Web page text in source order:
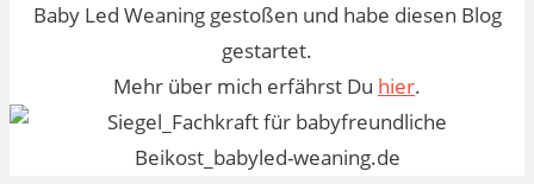
Baby Led Weaning gestoßen und habe diesen Blog
gestartet.
Mehr über mich erfährst Du hier.